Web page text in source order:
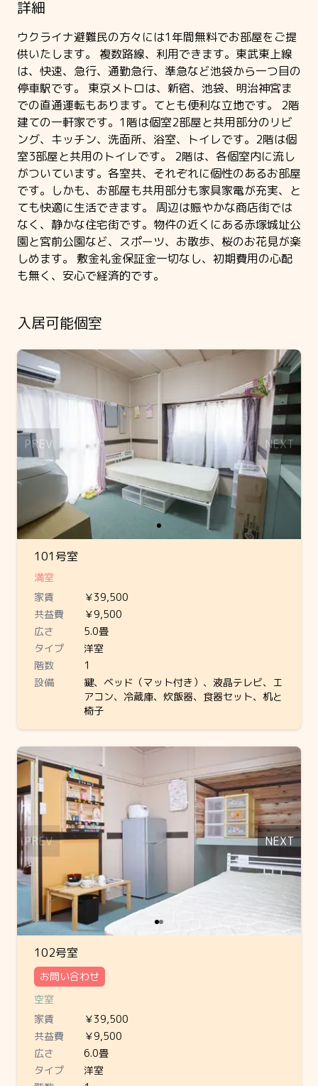
詳細
ウクライナ避難民の方々には1年間無料でお部屋をご提
供いたします。 複数路線、利用できます。東武東上線
は、快速、急行、通勤急行、準急など池袋から一つ目の
停車駅です。 東京メトロは、新宿、池袋、明治神宮ま
での直通運転もあります。てとも便利な立地です。 2階
建ての一軒家です。1階は個室2部屋と共用部分のリビ
ング、キッチン、洗面所、浴室、トイレです。2階は個
室3部屋と共用のトイレです。 2階は、各個室内に流し
がついています。各室共、それぞれに個性のあるお部屋
です。しかも、お部屋も共用部分も家具家電が充実、と
ても快適に生活できます。 周辺は賑やかな商店街では
なく、静かな住宅街です。物件の近くにある赤塚城址公
園と宮前公園など、スポーツ、お散歩、桜のお花見が楽
しめます。 敷金礼金保証金一切なし、初期費用の心配
も無く、安心で経済的です。
入居可能個室
Slide 1 of 1
PREV NEXT
101号室
満室
家賃
￥39,500
共益費
￥9,500
広さ
5.0畳
タイプ
洋室
階数
1
設備
鍵、ベッド（マット付き）、液晶テレビ、エ
アコン、冷蔵庫、炊飯器、食器セット、机と
椅子
Slide 1 of 2
PREV NEXT
102号室
お問い合わせ
空室
家賃
￥39,500
共益費
￥9,500
広さ
6.0畳
タイプ
洋室